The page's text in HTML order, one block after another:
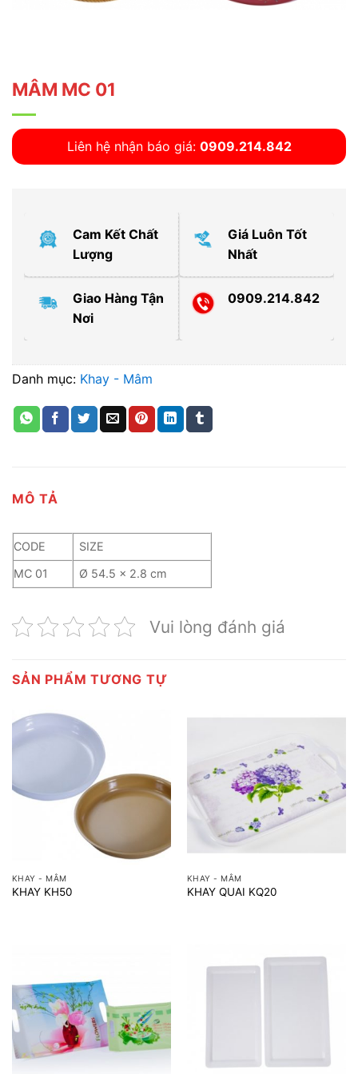
MÂM MC 01
Liên hệ nhận báo giá: 0909.214.842
Cam Kết Chất
Lượng
Giá Luôn Tốt
Nhất
Giao Hàng Tận
Nơi
0909.214.842
Danh mục: Khay - Mâm
MÔ TẢ
CODE
SIZE
MC 01
Ø 54.5 x 2.8 cm
Vui lòng đánh giá
SẢN PHẨM TƯƠNG TỰ
KHAY - MÂM
KHAY KH50
KHAY - MÂM
KHAY QUAI KQ20